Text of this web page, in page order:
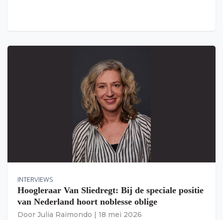
INTERVIEWS
Hoogleraar Van Sliedregt: Bij de speciale positie
van Nederland hoort noblesse oblige
Door Julia Raimondo 18 mei 2026